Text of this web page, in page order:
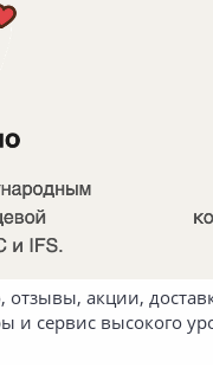
акции,
и сервис высокого